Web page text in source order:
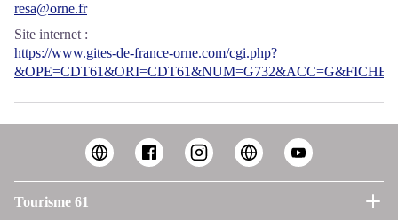
resa@orne.fr
Site internet :
https://www.gites-de-france-orne.com/cgi.php?
Tourisme 61